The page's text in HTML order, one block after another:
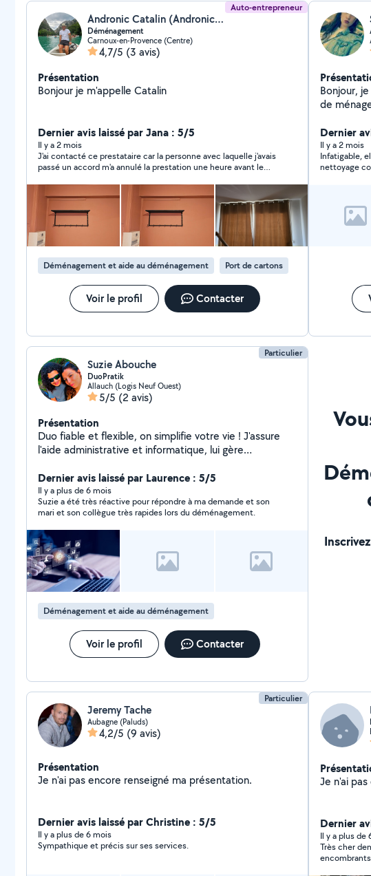
Auto-entrepreneur
Andronic Catalin (Andronic Catalin)
Déménagement
Carnoux-en-Provence (Centre)
4,7/5 (3 avis)
Présentation
Bonjour je m'appelle Catalin
Dernier avis laissé par Jana : 5/5
Il y a 2 mois
J'ai contacté ce prestataire car la personne avec laquelle j'avais
passé un accord m'a annulé la prestation une heure avant le
proposé pour transporter mes meubles depuis différentes
villes jusqu'à mon domicile dans les plus brefs délais. Le
transport a été effectué en 6 à 7 heures avec soin. La
communication a été excellente.
Déménagement et aide au déménagement Port de cartons
Voir le profil Contacter
Bonjour,
de
bien fait.
Dernier
Il y a 2 mois
Infatigable,
nettoyage
Particulier
Suzie Abouche
DuoPratik
Allauch (Logis Neuf Ouest)
5/5 (2 avis)
Présentation
Duo fiable et flexible, on simplifie votre vie ! J'assure
l'aide administrative et informatique, lui gère
garde d'animaux. Bien-être : je propose aussi des cours
de yoga et meditation. Rapides, ponctuels, efficaces
on s'adapte à vous !!
Dernier avis laissé par Laurence : 5/5
Il y a plus de 6 mois
Suzie a été très réactive pour répondre à ma demande et son
mari et son collègue très rapides lors du déménagement.
Déménagement et aide au déménagement
Voir le profil Contacter
Particulier
Jeremy Tache
Aubagne (Paluds)
4,2/5 (9 avis)
Présentation
Je n'ai pas encore renseigné ma présentation.
Dernier avis laissé par Christine : 5/5
Il y a plus de 6 mois
Sympathique et précis sur ses services.
Dernier
Il y a plus de
Très cher